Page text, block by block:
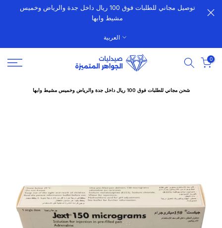
الانتقالتوصيل مجاني للطلبات فوق 100 ريال داخل جدة والرياض وخميس
مشيط وابها
العربية
0
شحن مجاني للطلبات فوق 100 ريال داخل جدة والرياض وخميس مشيط وابها